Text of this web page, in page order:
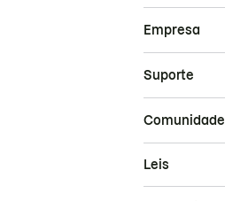
Empresa
Suporte
Comunidade
Leis